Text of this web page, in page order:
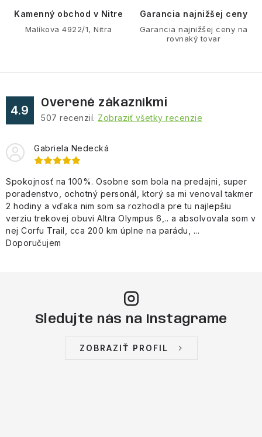
Kamenný obchod v Nitre
Malíkova 4922/1, Nitra
Garancia najnižšej ceny
Garancia najnižšej ceny na
rovnaký tovar
4.9
Overené zákazníkmi
507 recenzií. Zobraziť všetky recenzie
Gabriela Nedecká
Spokojnosť na 100%. Osobne som bola na predajni, super
poradenstvo, ochotný personál, ktorý sa mi venoval takmer
2 hodiny a vďaka nim som sa rozhodla pre tu najlepšiu
verziu trekovej obuvi Altra Olympus 6,.. a absolvovala som v
nej Corfu Trail, cca 200 km úplne na parádu, ...
Doporučujem
Sledujte nás na Instagrame
ZOBRAZIŤ PROFIL